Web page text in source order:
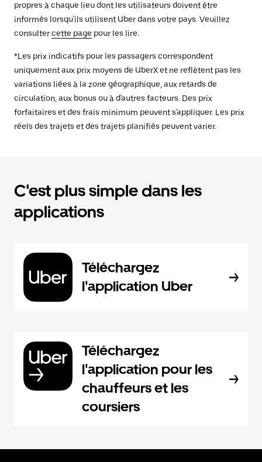
propres à chaque lieu dont les utilisateurs doivent être
informés lorsqu'ils utilisent Uber dans votre pays. Veuillez
consultercette page pour les lire.
*Les prix indicatifs pour les passagers correspondent
uniquement aux prix moyens de UberX et ne reflètent pas les
variations liées à la zone géographique, aux retards de
circulation, aux bonus ou à d'autres facteurs. Des prix
forfaitaires et des frais minimum peuvent s'appliquer. Les prix
réels des trajets et des trajets planifiés peuvent varier.
C'est plus simple dans les
applications
Téléchargez
l'application Uber
Téléchargez
l'application pour les
chauffeurs et les
coursiers